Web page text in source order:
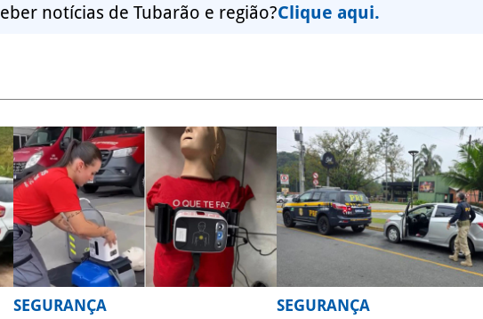
notícias de Tubarão e região?Clique aqui.
SEGURANÇA SEGURANÇA